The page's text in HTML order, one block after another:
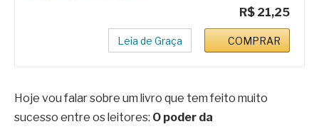
R$ 21,25
Leia de Graça COMPRAR
Hoje vou falar sobre um livro que tem feito muito
sucesso entre os leitores: O poder da